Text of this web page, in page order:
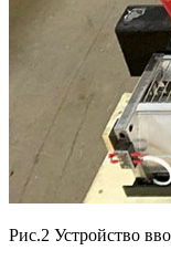
Рис.2 Устройство